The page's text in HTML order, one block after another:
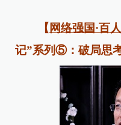
【 网络强国·百
记”系列⑤：破局思考